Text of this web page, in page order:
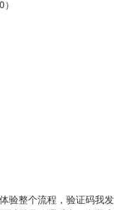
整个流程，验证码我发